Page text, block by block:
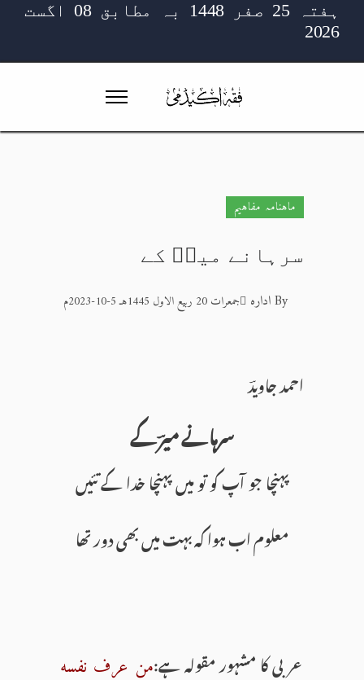
ہفتہ 25 صفر 1448 بہ مطابق 08 اگست
2026
ماہنامہ مفاہیم
سرہانے میرؔ کے
Byادارہ جمعرات 20 ربیع الاول 1445هـ 5-10-2023م
احمد جاویدؔ
سرہانے میرؔ کے
پہنچا جو آپ کو تو میں پہنچا خدا کے تئیں
معلوم اب ہوا کہ بہت میں بھی دور تھا
عربی کا مشہور مقولہ ہے:من عرف نفسه